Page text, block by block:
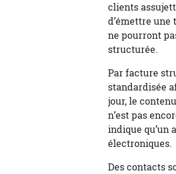
clients
d’émettre
ne pourront
structurée.
Par facture
standardisée
jour, le
n’est pas
indique qu’un
électroniques.
Des contacts